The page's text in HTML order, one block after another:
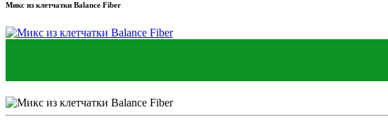
Микс из клетчатки Balance Fiber